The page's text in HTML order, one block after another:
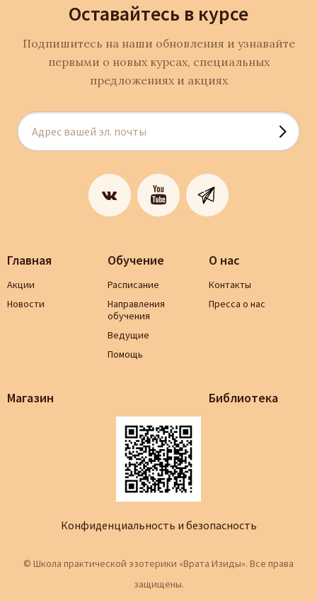
Оставайтесь в курсе
Подпишитесь на наши обновления и узнавайте
первыми о новых курсах, специальных
предложениях и акциях
Главная
Акции
Новости
Обучение
Расписание
Направления
обучения
Ведущие
Помощь
О нас
Контакты
Пресса о нас
Магазин Библиотека
Конфиденциальность и безопасность
© Школа практической эзотерики «Врата Изиды». Все права
защищены.